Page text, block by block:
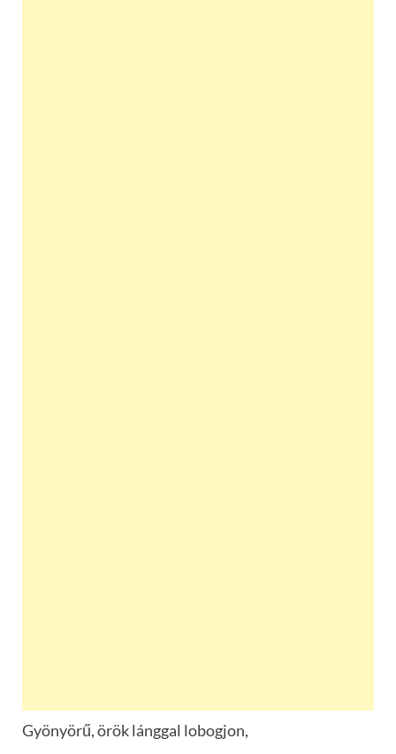
Gyönyörű, örök lánggal lobogjon,